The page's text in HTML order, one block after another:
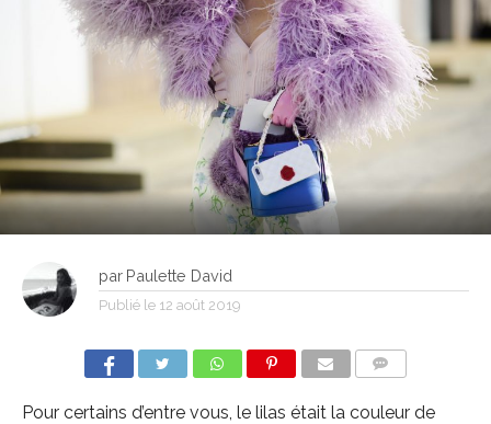
par Paulette David
Publié le 12 août 2019
Pour certains d’entre vous, le lilas était la couleur de